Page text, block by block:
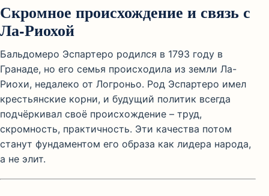
Скромное происхождение и связь с
Ла-Риохой
Бальдомеро Эспартеро родился в 1793 году в
Гранаде, но его семья происходила из земли Ла-
Риохи, недалеко от Логроньо. Род Эспартеро имел
крестьянские корни, и будущий политик всегда
подчёркивал своё происхождение – труд,
скромность, практичность. Эти качества потом
станут фундаментом его образа как лидера народа,
а не элит.